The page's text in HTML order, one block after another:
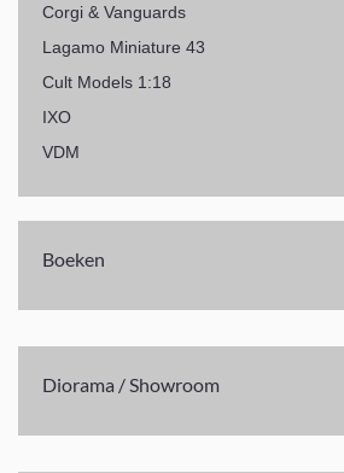
Corgi & Vanguards
Lagamo Miniature 43
Cult Models 1:18
IXO
VDM
Boeken
Diorama / Showroom